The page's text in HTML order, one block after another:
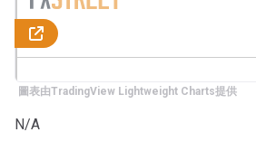
圖表由TradingView Lightweight Charts提供
N/A